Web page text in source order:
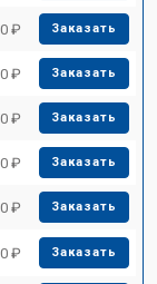
₽ Заказать
₽ Заказать
₽ Заказать
₽ Заказать
₽ Заказать
₽ Заказать